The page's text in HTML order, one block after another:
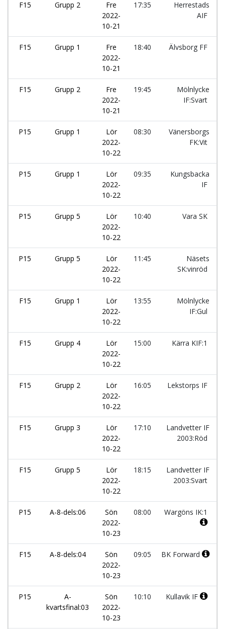
F15 Grupp 2
Fre
2022-
10-21
17:35
Herrestads
AIF
F15 Grupp 1
Fre
2022-
10-21
18:40 Älvsborg FF
F15 Grupp 2
Fre
2022-
10-21
19:45
Mölnlycke
IF:Svart
P15 Grupp 1
Lör
2022-
10-22
08:30
Vänersborgs
FK:Vit
P15 Grupp 1
Lör
2022-
10-22
09:35
Kungsbacka
IF
P15 Grupp 5
Lör
2022-
10-22
10:40 Vara SK
P15 Grupp 5
Lör
2022-
10-22
11:45
Näsets
SK:vinröd
F15 Grupp 1
Lör
2022-
10-22
13:55
Mölnlycke
IF:Gul
F15 Grupp 4
Lör
2022-
10-22
15:00 Kärra KIF:1
F15 Grupp 2
Lör
2022-
10-22
16:05 Lekstorps IF
F15 Grupp 3
Lör
2022-
10-22
17:10
Landvetter IF
2003:Röd
F15 Grupp 5
Lör
2022-
10-22
18:15
Landvetter IF
2003:Svart
P15 A-8-dels:06
Sön
2022-
10-23
08:00 Wargöns IK:1
F15 A-8-dels:04
Sön
2022-
10-23
09:05 BK Forward
P15
A-
kvartsfinal:03
Sön
2022-
10-23
10:10 Kullavik IF